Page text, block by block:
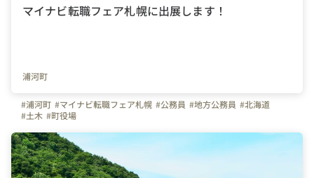
マイナビ転職フェア札幌に出展します！
浦河町
#浦河町 #マイナビ転職フェア札幌 #公務員 #地方公務員 #北海道
#土木 #町役場